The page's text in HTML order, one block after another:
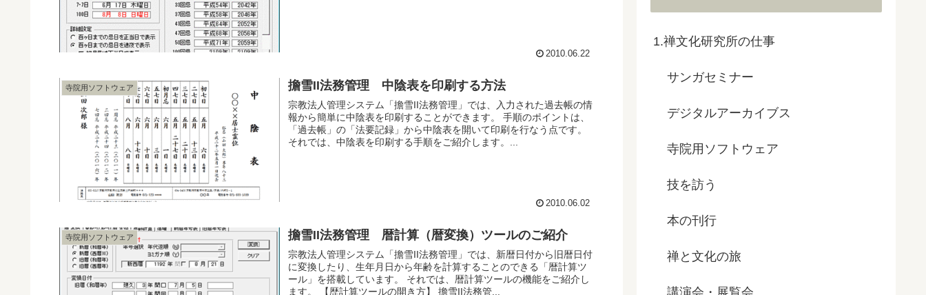
2010.06.22
寺院用ソフトウェア 擔雪II法務管理 中陰表を印刷する方法
宗教法人管理システム「擔雪II法務管理」では、入力された過去帳の情
報から簡単に中陰表を印刷することができます。 手順のポイントは、
「過去帳」の「法要記録」から中陰表を開いて印刷を行なう点です。
それでは、中陰表を印刷する手順をご紹介します。...
2010.06.02
寺院用ソフトウェア 擔雪II法務管理 暦計算（暦変換）ツールのご紹介
宗教法人管理システム「擔雪II法務管理」では、新暦日付から旧暦日付
に変換したり、生年月日から年齢を計算することのできる「暦計算ツ
ール」を搭載しています。 それでは、暦計算ツールの機能をご紹介し
ます。 【歴計算ツールの開き方】 擔雪II法務管...
1.禅文化研究所の仕事
サンガセミナー
デジタルアーカイブス
寺院用ソフトウェア
技を訪う
本の刊行
禅と文化の旅
講演会・展覧会